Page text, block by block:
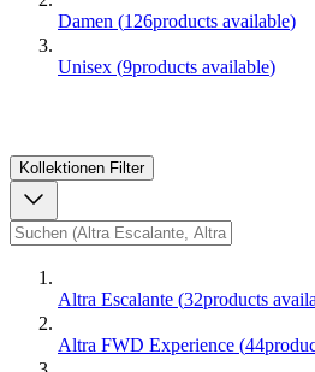
Damen (126products available)
Unisex (9products available)
Kollektionen Filter
Altra Escalante (32products
Altra FWD Experience (44